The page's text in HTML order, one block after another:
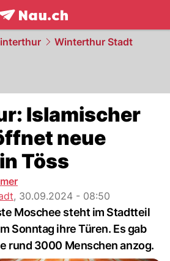
NAU.ch
Winterthur Stadt
Islamischer
neue
Töss
, 30.09.2024 - 08:50
Moschee steht im Stadtteil
Sonntag ihre Türen. Es gab
rund 3000 Menschen anzog.